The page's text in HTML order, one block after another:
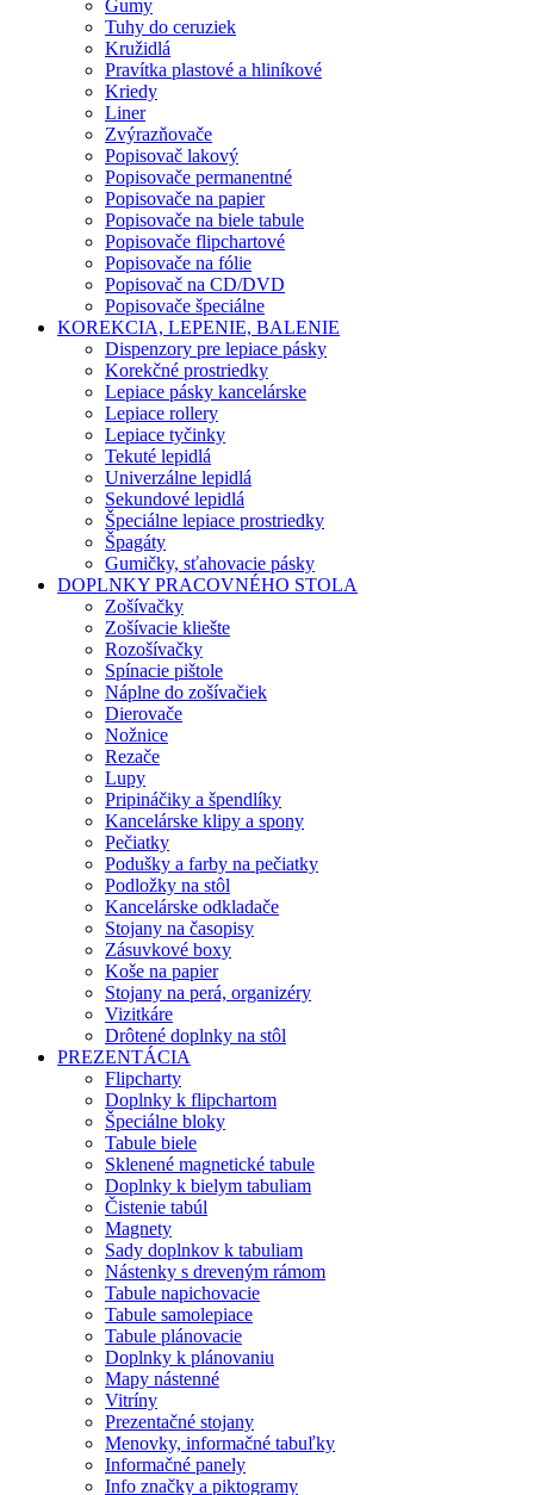
Gumy
Tuhy do ceruziek
Kružidlá
Pravítka plastové a hliníkové
Kriedy
Liner
Zvýrazňovače
Popisovač lakový
Popisovače permanentné
Popisovače na papier
Popisovače na biele tabule
Popisovače flipchartové
Popisovače na fólie
Popisovač na CD/DVD
Popisovače špeciálne
KOREKCIA, LEPENIE, BALENIE
Dispenzory pre lepiace pásky
Korekčné prostriedky
Lepiace pásky kancelárske
Lepiace rollery
Lepiace tyčinky
Tekuté lepidlá
Univerzálne lepidlá
Sekundové lepidlá
Špeciálne lepiace prostriedky
Špagáty
Gumičky, sťahovacie pásky
DOPLNKY PRACOVNÉHO STOLA
Zošívačky
Zošívacie kliešte
Rozošívačky
Spínacie pištole
Náplne do zošívačiek
Dierovače
Nožnice
Rezače
Lupy
Pripináčiky a špendlíky
Kancelárske klipy a spony
Pečiatky
Podušky a farby na pečiatky
Podložky na stôl
Kancelárske odkladače
Stojany na časopisy
Zásuvkové boxy
Koše na papier
Stojany na perá, organizéry
Vizitkáre
Drôtené doplnky na stôl
PREZENTÁCIA
Flipcharty
Doplnky k flipchartom
Špeciálne bloky
Tabule biele
Sklenené magnetické tabule
Doplnky k bielym tabuliam
Čistenie tabúl
Magnety
Sady doplnkov k tabuliam
Nástenky s dreveným rámom
Tabule napichovacie
Tabule samolepiace
Tabule plánovacie
Doplnky k plánovaniu
Mapy nástenné
Vitríny
Prezentačné stojany
Menovky, informačné tabuľky
Informačné panely
Info značky a piktogramy